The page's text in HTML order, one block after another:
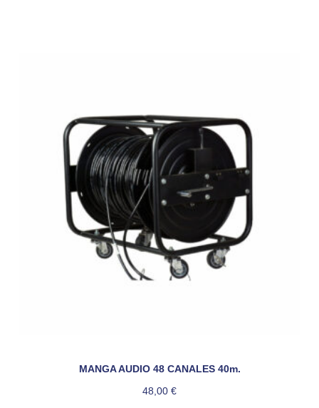
MANGA AUDIO 48 CANALES 40m.
48,00 €